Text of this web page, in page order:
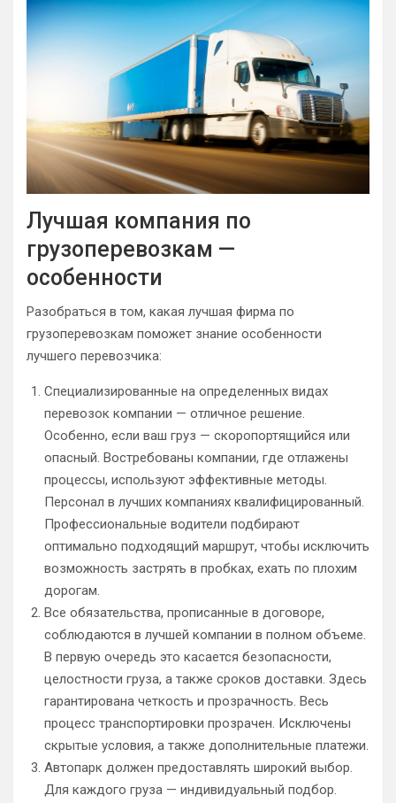
Лучшая компания по
грузоперевозкам —
особенности
Разобраться в том, какая лучшая фирма по
грузоперевозкам поможет знание особенности
лучшего перевозчика:
Специализированные на определенных видах
перевозок компании — отличное решение.
Особенно, если ваш груз — скоропортящийся или
опасный. Востребованы компании, где отлажены
процессы, используют эффективные методы.
Персонал в лучших компаниях квалифицированный.
Профессиональные водители подбирают
оптимально подходящий маршрут, чтобы исключить
возможность застрять в пробках, ехать по плохим
дорогам.
Все обязательства, прописанные в договоре,
соблюдаются в лучшей компании в полном объеме.
В первую очередь это касается безопасности,
целостности груза, а также сроков доставки. Здесь
гарантирована четкость и прозрачность. Весь
процесс транспортировки прозрачен. Исключены
скрытые условия, а также дополнительные платежи.
Автопарк должен предоставлять широкий выбор.
Для каждого груза — индивидуальный подбор.